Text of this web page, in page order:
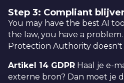
Step 3: Compliant
You may have the best AI
the law, you have a
Protection Authority doesn't
Artikel 14 GDPR Haal je e-
externe bron? Dan moet je